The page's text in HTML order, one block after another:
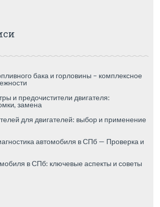
бака и горловины – комплексное
и предочистители двигателя:
замена
для двигателей: выбор и применение
автомобиля в СПб — Проверка и
в СПб: ключевые аспекты и советы